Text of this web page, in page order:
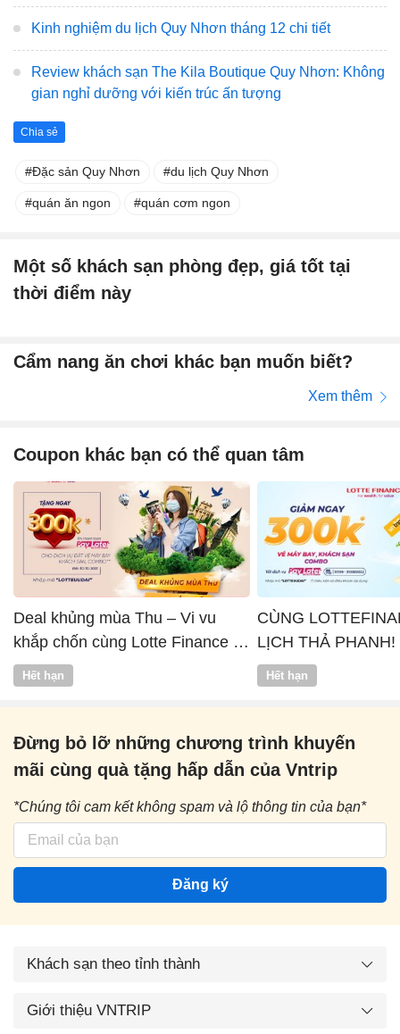
Kinh nghiệm du lịch Quy Nhơn tháng 12 chi tiết
Review khách sạn The Kila Boutique Quy Nhơn: Không
gian nghỉ dưỡng với kiến trúc ấn tượng
Chia sẻ
Đặc sản Quy Nhơn du lịch Quy Nhơn
quán ăn ngon quán cơm ngon
Một số khách sạn phòng đẹp, giá tốt tại
thời điểm này
Cẩm nang ăn chơi khác bạn muốn biết?
Xem thêm
Coupon khác bạn có thể quan tâm
Deal khủng mùa Thu – Vi vu
khắp chốn cùng Lotte Finance x
Vntrip
Hết hạn
CÙNG
LỊCH THẢ PHANH!
Hết hạn
Đừng bỏ lỡ những chương trình khuyến
mãi cùng quà tặng hấp dẫn của Vntrip
*Chúng tôi cam kết không spam và lộ thông tin của bạn*
Đăng ký
Khách sạn theo tỉnh thành
Giới thiệu VNTRIP